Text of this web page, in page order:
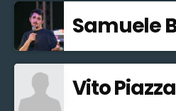
Samuele
Vito Piazza